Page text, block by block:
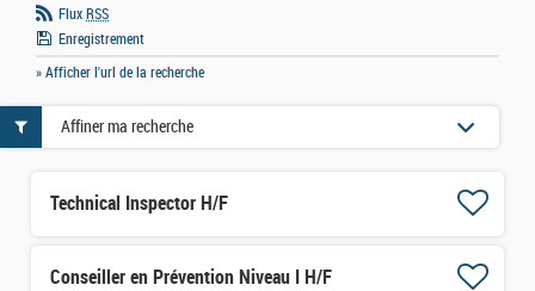
Flux RSS
Enregistrement
» Afficher l'url de la recherche
Technical Inspector H/F
Conseiller en Prévention Niveau I H/F
Affiner ma recherche